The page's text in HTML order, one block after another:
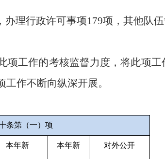
办理行政许可事项179项，其他队
项工作的考核监督力度，将此项
作不断向纵深开展。
条第（一）项
本年新 本年新 对外公开